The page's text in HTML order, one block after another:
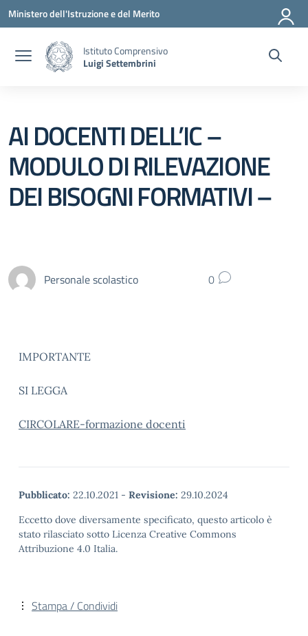
Vai ai contenuti
Vai al menu di navigazione
Vai al footer
Ministero dell'Istruzione e del Merito
Istituto Comprensivo
Luigi Settembrini
AI DOCENTI DELL’IC –
MODULO DI RILEVAZIONE
DEI BISOGNI FORMATIVI –
Personale scolastico 0
IMPORTANTE
SI LEGGA
CIRCOLARE-formazione docenti
Pubblicato: 22.10.2021 - Revisione: 29.10.2024
Eccetto dove diversamente specificato, questo articolo è
stato rilasciato sotto Licenza Creative Commons
Attribuzione 4.0 Italia.
Stampa / Condividi